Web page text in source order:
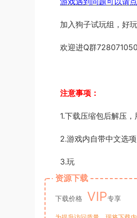
加入狗子试玩组，好
欢迎进Q群
注意事项：
1.下载压缩包后解压
2.游戏内自带中文选项
3.玩
资源下载
下载价格 VIP专享